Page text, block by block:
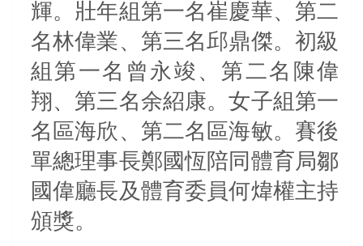
輝。壯年組第一名崔慶華、第二
名林偉業、第三名邱鼎傑。初級
組第一名曾永竣、第二名陳偉
翔、第三名余紹康。女子組第一
名區海欣、第二名區海敏。賽後
單總理事長鄭國恆陪同體育局鄒
國偉廳長及體育委員何煒權主持
頒獎。